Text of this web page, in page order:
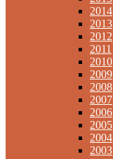
2014
2013
2012
2011
2010
2009
2008
2007
2006
2005
2004
2003